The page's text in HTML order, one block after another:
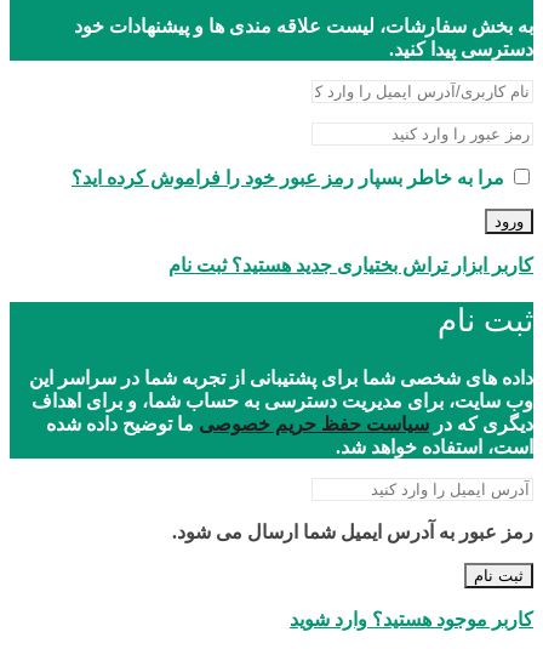
به بخش سفارشات، لیست علاقه مندی ها و پیشنهادات خود
دسترسی پیدا کنید.
مرا به خاطر بسپار رمز عبور خود را فراموش کرده اید؟
ورود
کاربر ابزار تراش بختیاری جدید هستید؟ ثبت نام
ثبت نام
داده های شخصی شما برای پشتیبانی از تجربه شما در سراسر این
وب سایت، برای مدیریت دسترسی به حساب شما، و برای اهداف
دیگری که در سیاست حفظ حریم خصوصی ما توضیح داده شده
است، استفاده خواهد شد.
رمز عبور به آدرس ایمیل شما ارسال می شود.
ثبت نام
کاربر موجود هستید؟ وارد شوید